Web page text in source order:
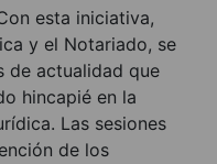
esta iniciativa,
y el Notariado, se
de actualidad que
hincapié en la
Las sesiones
de los